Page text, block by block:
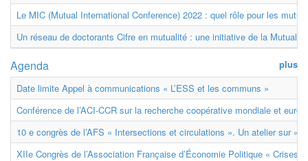
Le MIC (Mutual International Conference) 2022 : quel rôle pour les
Un réseau de doctorants Cifre en mutualité : une initiative de la
plus
Agenda
Date limite Appel à communications « L’ESS et les communs »
Conférence de l’ACI-CCR sur la recherche coopérative mondiale et
10 e congrès de l’AFS « Intersections et circulations ». Un atelier sur «
XIIe Congrès de l’Association Française d’Économie Politique « Crises